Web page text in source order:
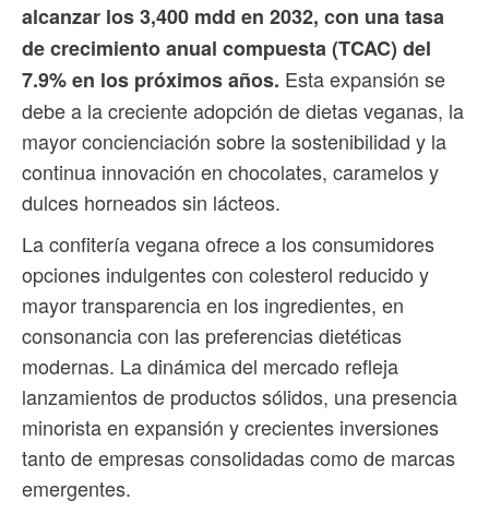
alcanzar los 3,400 mdd en 2032, con una tasa
de crecimiento anual compuesta (TCAC) del
7.9% en los próximos años. Esta expansión se
debe a la creciente adopción de dietas veganas, la
mayor concienciación sobre la sostenibilidad y la
continua innovación en chocolates, caramelos y
dulces horneados sin lácteos.
La confitería vegana ofrece a los consumidores
opciones indulgentes con colesterol reducido y
mayor transparencia en los ingredientes, en
consonancia con las preferencias dietéticas
modernas. La dinámica del mercado refleja
lanzamientos de productos sólidos, una presencia
minorista en expansión y crecientes inversiones
tanto de empresas consolidadas como de marcas
emergentes.